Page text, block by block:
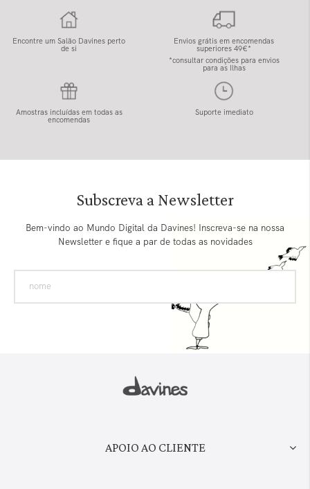
Encontre um Salão Davines perto
de si
Envios grátis em encomendas
superiores 49€*
*consultar condições para envios
para as Ilhas
Amostras incluídas em todas as
encomendas
Suporte imediato
Subscreva a Newsletter
Bem-vindo ao Mundo Digital da Davines! Inscreva-se na nossa
Newsletter e fique a par de todas as novidades
APOIO AO CLIENTE